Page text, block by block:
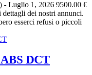
- Luglio 1, 2026 9500.00 €
dei nostri annunci.
esserci refusi o piccoli
DCT